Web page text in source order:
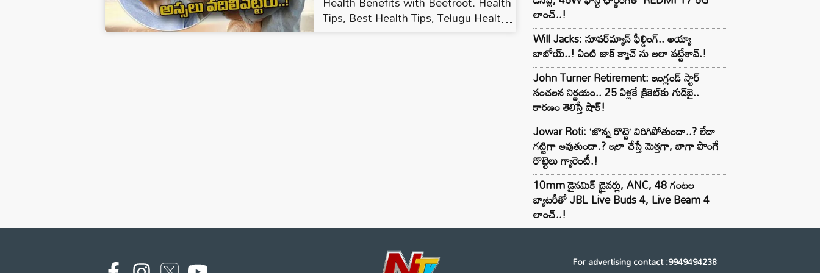
Tips, Best Health Tips, Telugu Health
లాంచ్..!
Will Jacks: సూపర్‌మ్యాన్ ఫీల్డింగ్.. అయ్యా
బాబోయ్..! ఏంటి జాక్ క్యాచ్ ను అలా పట్టేశావ్.!
John Turner Retirement: ఇంగ్లండ్ స్టార్
సంచలన నిర్ణయం.. 25 ఏళ్లకే క్రికెట్‌కు గుడ్‌బై..
కారణం తెలిస్తే షాక్!
Jowar Roti: ‘జొన్న రొట్టె’ విరిగిపోతుందా..? లేదా
గట్టిగా అవుతుందా.? ఇలా చేస్తే మెత్తగా, బాగా పొంగే
రొట్టెలు గ్యారెంటీ.!
10mm డైనమిక్ డ్రైవర్లు, ANC, 48 గంటల
బ్యాటరీతో JBL Live Buds 4, Live Beam 4
లాంచ్..!
For advertising contact :9949494238